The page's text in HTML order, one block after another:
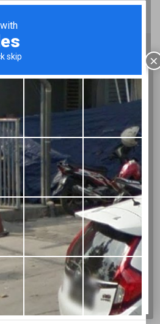
Bertolesi
per ferie:
29 LUGLIO 2026 al 25
a MERCOLEDì 26
A TUTTI BUONE
SRL
×